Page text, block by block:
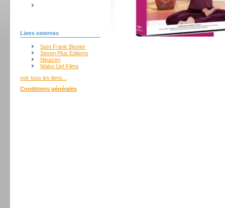
Liens externes
Sam Frank Blunier
Seven Plus Editions
Nipazen
Wake Up! Films
voir tous les liens...
Conditions générales